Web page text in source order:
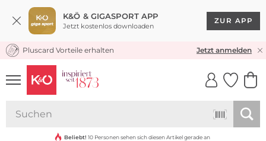
K&Ö & GIGASPORT APP
Jetzt kostenlos downloaden
ZUR APP
KOSTENLOSER VERSAND* & RÜCKVERSAND
Pluscard Vorteile erhalten Jetzt anmelden
UNSERE APP
CLICK &
Multi Pack
Beliebt! 10 Personen sehen sich diesen Artikel gerade an